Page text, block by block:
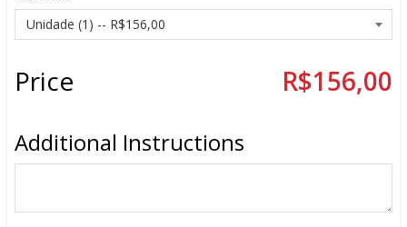
Price R$156,00
Additional Instructions